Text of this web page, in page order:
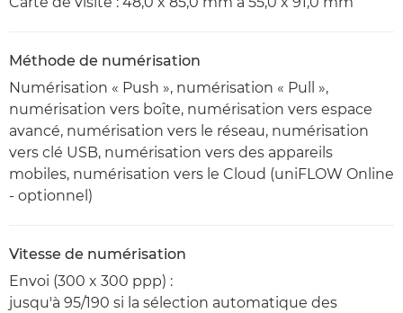
Méthode de numérisation
Numérisation « Push », numérisation « Pull »,
numérisation vers boîte, numérisation vers espace
avancé, numérisation vers le réseau, numérisation
vers clé USB, numérisation vers des appareils
mobiles, numérisation vers le Cloud (uniFLOW Online
- optionnel)
Vitesse de numérisation
Envoi (300 x 300 ppp) :
jusqu'à 95/190 si la sélection automatique des